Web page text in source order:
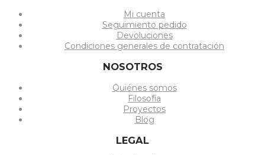
Mi cuenta
Seguimiento pedido
Devoluciones
Condiciones generales de contratación
NOSOTROS
Quiénes somos
Filosofía
Proyectos
Blog
LEGAL